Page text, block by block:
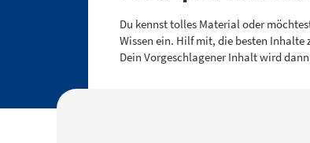
Du kennst tolles Material oder
Wissen ein. Hilf mit, die besten
Dein Vorgeschlagener Inhalt wird